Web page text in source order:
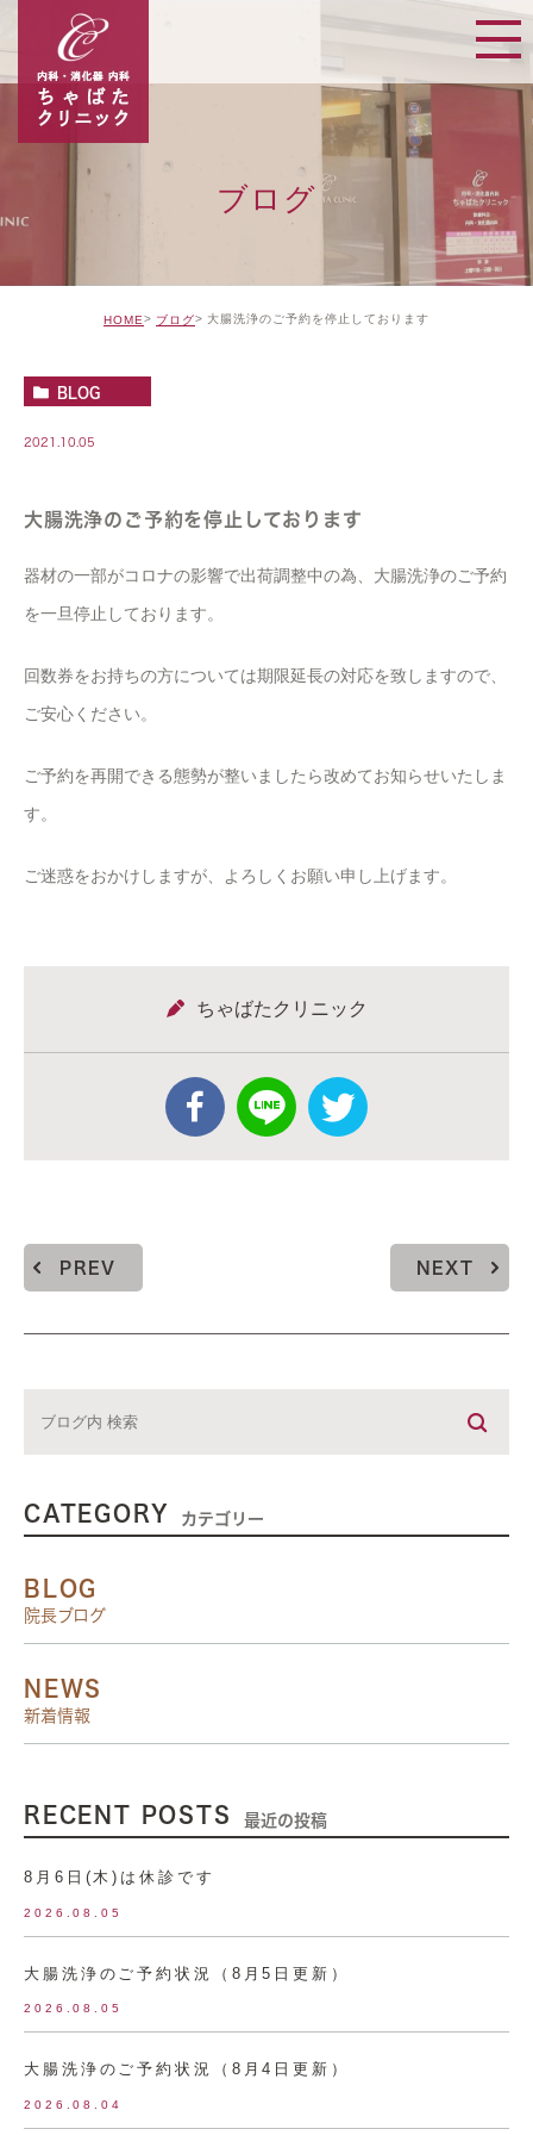
ブログ
HOME ブログ 大腸洗浄のご予約を停止しております
BLOG
2021.10.05
大腸洗浄のご予約を停止しております
器材の一部がコロナの影響で出荷調整中の為、大腸洗浄のご予約
を一旦停止しております。
回数券をお持ちの方については期限延長の対応を致しますので、
ご安心ください。
ご予約を再開できる態勢が整いましたら改めてお知らせいたしま
す。
ご迷惑をおかけしますが、よろしくお願い申し上げます。
ちゃばたクリニック
PREV NEXT
CATEGORY カテゴリー
BLOG
院長ブログ
NEWS
新着情報
RECENT POSTS 最近の投稿
8月6日(木)は休診です
2026.08.05
大腸洗浄のご予約状況（8月5日更新）
2026.08.05
大腸洗浄のご予約状況（8月4日更新）
2026.08.04